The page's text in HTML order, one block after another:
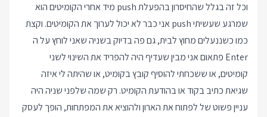
וכל זה בגלל שהחיסרון בהפעלת push מיד אחרי הקומיטים הוא
שמרגע שעשיתי push אני כבר לא יכול לערוך את הקומיטים. וקצת
כמו כשננעלים מחוץ לבית, גם פה בדיוק בשניה שאני לוחץ על ה
Enter פתאום אני מבין שעדיף היה להפריד את השינוי לשני
קומיטים, או ששכחתי להוסיף קובץ בקומיט, או שהיתה לי איזה
שגיאת כתיב בקוד או בהודעת הקומיט. רק שמה שלפני שניה היה
עניין פשוט של לפתוח את הארון ולהוציא את המפתחות, הופך לעסק